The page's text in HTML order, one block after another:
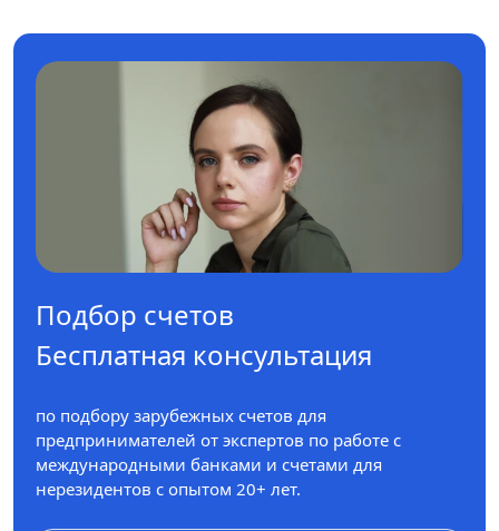
Подбор счетов
Бесплатная консультация
по подбору зарубежных счетов для
предпринимателей от экспертов по работе с
международными банками и счетами для
нерезидентов с опытом 20+ лет.